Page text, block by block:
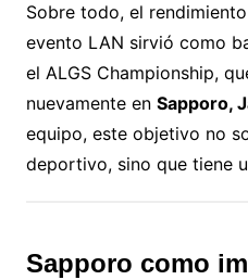
Sobre todo, el
evento LAN sirvió como
el ALGS Championship,
nuevamente en Sapporo,
equipo, este objetivo no
deportivo, sino que tiene
Sapporo como